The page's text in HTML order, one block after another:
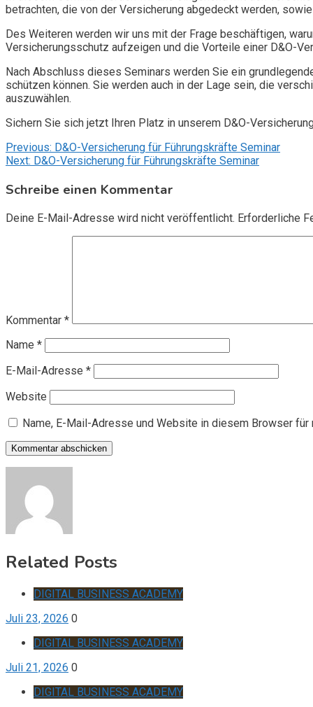
betrachten, die von der Versicherung abgedeckt werden,
Des Weiteren werden wir uns mit der Frage beschäftigen,
Versicherungsschutz aufzeigen und die Vorteile einer D&O-
Nach Abschluss dieses Seminars werden Sie ein
schützen können. Sie werden auch in der Lage sein, die
auszuwählen.
Sichern Sie sich jetzt Ihren Platz in unserem D&O-
Beitragsnavigation
Previous: D&O-Versicherung für Führungskräfte Seminar
Next: D&O-Versicherung für Führungskräfte Seminar
Schreibe einen Kommentar
Deine E-Mail-Adresse wird nicht veröffentlicht. Erforderliche
Kommentar *
Name *
E-Mail-Adresse *
Website
Name, E-Mail-Adresse und Website in diesem Browser
Related Posts
DIGITAL BUSINESS ACADEMY
Juli 23, 2026 0
DIGITAL BUSINESS ACADEMY
Juli 21, 2026 0
DIGITAL BUSINESS ACADEMY